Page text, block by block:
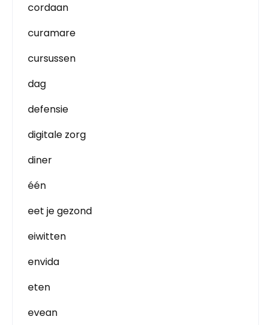
cordaan
curamare
cursussen
dag
defensie
digitale zorg
diner
één
eet je gezond
eiwitten
envida
eten
evean